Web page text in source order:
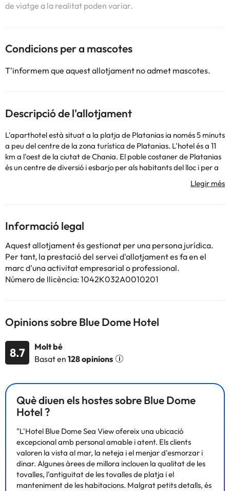
de viatge a la realitat poden variar.
Condicions per a mascotes
T'informem que aquest allotjament no admet mascotes.
Descripció de l'allotjament
L'aparthotel està situat a la platja de Platanias ia només 5 minuts
a peu del centre de la zona turística de Platanias. L'hotel és a 11
km a l'oest de la ciutat de Chania. El poble costaner de Platanias
és un centre de diversió i esbarjo per als habitants del lloc i per a
turistes, i ofereix tot tipus d'instal·lacions, com restaurants, bars,
zones de botigues i esports aquàtics. Hi ha parades de transport
per a famílies i ofereix als adults una estada tranquil, confortable
i lliure de sorolls. S'ofereix una sala de jocs interior i un parc
infantil a l'aire lliure de forma gratuïta per als nens. L'hotel
consta d'un total de 39 apartaments, a més d'un vestíbul
principal, sala d'esmorzars, bar, barbacoa, bar d'aperitius i sala
de TV per satèl·lit. A més, s'ofereixen serveis de secretariat,
connexió a Internet sense fils (per un cost addicional), jardí,
discapacitats. Els clients tenen a més a la seva disposició caixa
forta, cafeteria, restaurant, servei d'habitacions i servei de
bugaderia (per un cost addicional).
Alguns dels serveis detallats poden ser de pagament. Podeu
consultar les vostres tarifes directament a l'establiment. Tota la
informació d'aquesta fitxa està subjecta a canvis per part de
Informació legal
Aquest allotjament és gestionat per una persona jurídica.
Per tant, la prestació del servei d'allotjament es fa en el
marc d'una activitat empresarial o professional.
Número de llicència: 1042K032A0010201
Opinions sobre Blue Dome Hotel
8.7
Molt bé
Basat en 128 opinions
Què diuen els hostes sobre Blue Dome
Hotel ?
"L'Hotel Blue Dome Sea View ofereix una ubicació
excepcional amb personal amable i atent. Els clients
valoren la vista al mar, la neteja i el menjar d'esmorzar i
dinar. Algunes àrees de millora inclouen la qualitat de les
tovalles, l'antiguitat de les tovalles de platja i el
manteniment de les habitacions. Malgrat petits detalls, és